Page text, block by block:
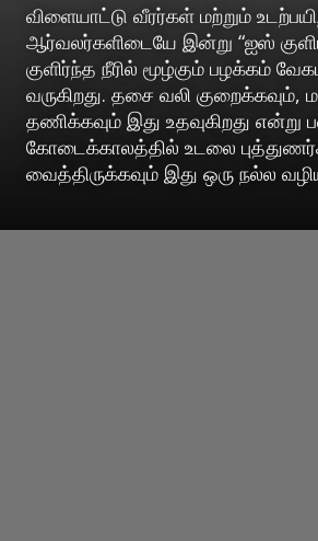
விளையாட்டு வீரர்கள் மற்றும்
ஆர்வலர்களிடையே இன்று “ஐஸ்
குளிர்ந்த நீரில் மூழ்கும் பழக்கம்
வருகிறது. தசை வலி
தணிக்கவும் இது உதவுகிறது என்று
கோடைக்காலத்தில் உடலை
வைத்திருக்கவும் இது ஒரு நல்ல